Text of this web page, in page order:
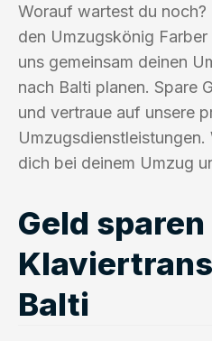
Worauf wartest du
den Umzugskönig
uns gemeinsam deinen
nach Balti planen. Spare
und vertraue auf unsere
dich bei deinem Umzug
Geld
Balti